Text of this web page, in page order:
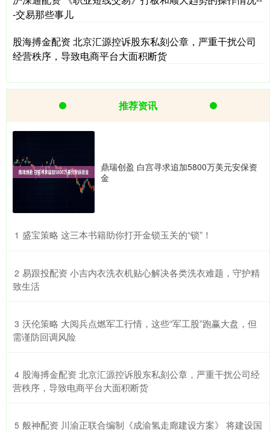
-交易那些事儿
股海搏金配资 北京汇源控诉股东私刻公章，严重干扰公司
经营秩序，导致电商平台大面积断货
推荐资讯
鼎瑞创盈 白宫寻求追加5800万美元安保资
金
1 ​盛宝策略 这三本书籍助你打开金锁玉关的“锁”！
2 ​易跟投配资 小吉内衣洗衣机贴心解决各类洗衣难题，守护精
致生活
3 ​沃伦策略 大阅兵点燃军工行情，这些“军工股”跑赢大盘，但
需谨防回调风险
4 ​股海搏金配资 北京汇源控诉股东私刻公章，严重干扰公司经
营秩序，导致电商平台大面积断货
5 ​般神配资 川渝正联合编制《成渝氢走廊建设方案》 将建设国